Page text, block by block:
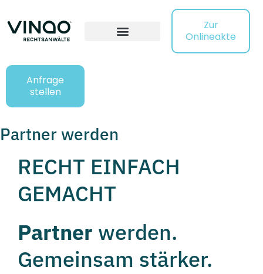
Zur
Onlineakte
Anfrage
stellen
Partner werden
RECHT EINFACH
GEMACHT
Partner werden.
Gemeinsam stärker.